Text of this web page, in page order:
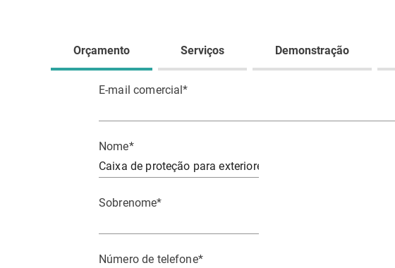
Orçamento Serviços Demonstração
E-mail comercial*
Nome*
Sobrenome*
Número de telefone*